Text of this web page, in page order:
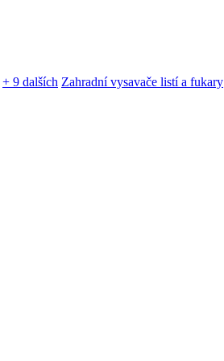
+ 9 dalších Zahradní vysavače listí a fukary